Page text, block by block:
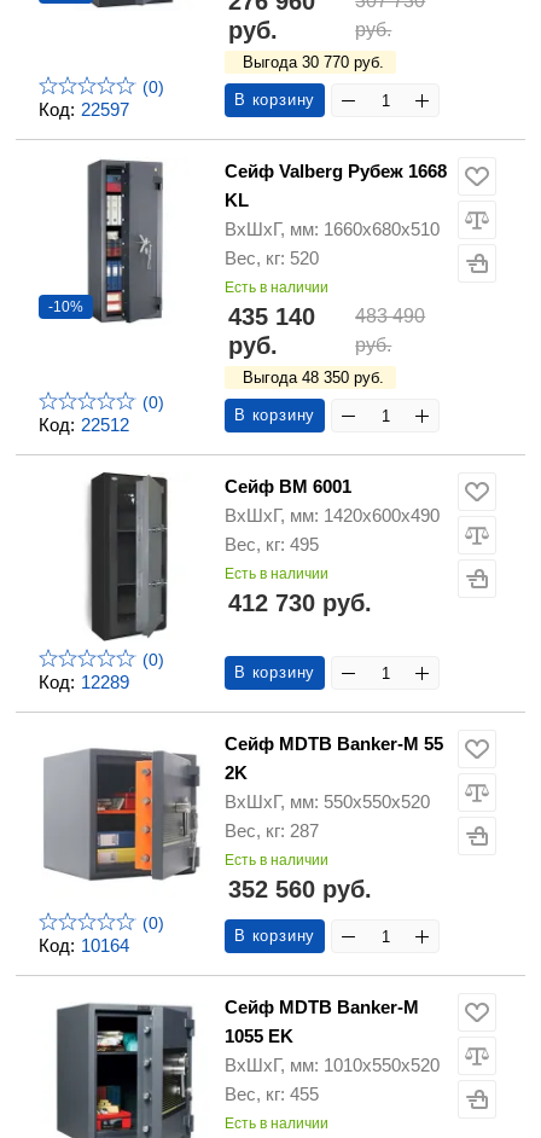
Код: 22597
(0)
руб.
руб.
Выгода 30 770 руб.
В корзину
Код: 22512
-10%
(0)
Сейф Valberg Рубеж 1668
KL
ВхШхГ, мм: 1660х680х510
Вес, кг: 520
Есть в наличии
435 140
руб.
483 490
руб.
Выгода 48 350 руб.
В корзину
Код: 12289
(0)
Сейф ВМ 6001
ВхШхГ, мм: 1420х600х490
Вес, кг: 495
Есть в наличии
412 730 руб.
В корзину
Код: 10164
(0)
Сейф MDTB Banker-M 55
2K
ВхШхГ, мм: 550х550х520
Вес, кг: 287
Есть в наличии
352 560 руб.
В корзину
Сейф MDTB Banker-M
1055 EK
ВхШхГ, мм: 1010х550х520
Вес, кг: 455
Есть в наличии